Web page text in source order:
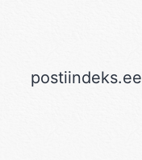
postiindeks.ee